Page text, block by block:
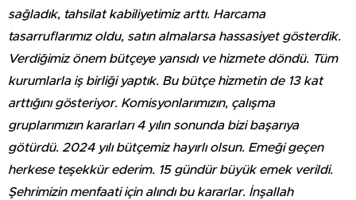
sağladık, tahsilat kabiliyetimiz arttı. Harcama
tasarruflarımız oldu, satın almalarsa hassasiyet gösterdik.
Verdiğimiz önem bütçeye yansıdı ve hizmete döndü. Tüm
kurumlarla iş birliği yaptık. Bu bütçe hizmetin de 13 kat
arttığını gösteriyor. Komisyonlarımızın, çalışma
gruplarımızın kararları 4 yılın sonunda bizi başarıya
götürdü. 2024 yılı bütçemiz hayırlı olsun. Emeği geçen
herkese teşekkür ederim. 15 gündür büyük emek verildi.
Şehrimizin menfaati için alındı bu kararlar. İnşallah